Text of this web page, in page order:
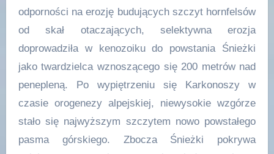
odporności na erozję budujących szczyt hornfelsów
od skał otaczających, selektywna erozja
doprowadziła w kenozoiku do powstania Śnieżki
jako twardzielca wznoszącego się 200 metrów nad
penepleną. Po wypiętrzeniu się Karkonoszy w
czasie orogenezy alpejskiej, niewysokie wzgórze
stało się najwyższym szczytem nowo powstałego
pasma górskiego. Zbocza Śnieżki pokrywa